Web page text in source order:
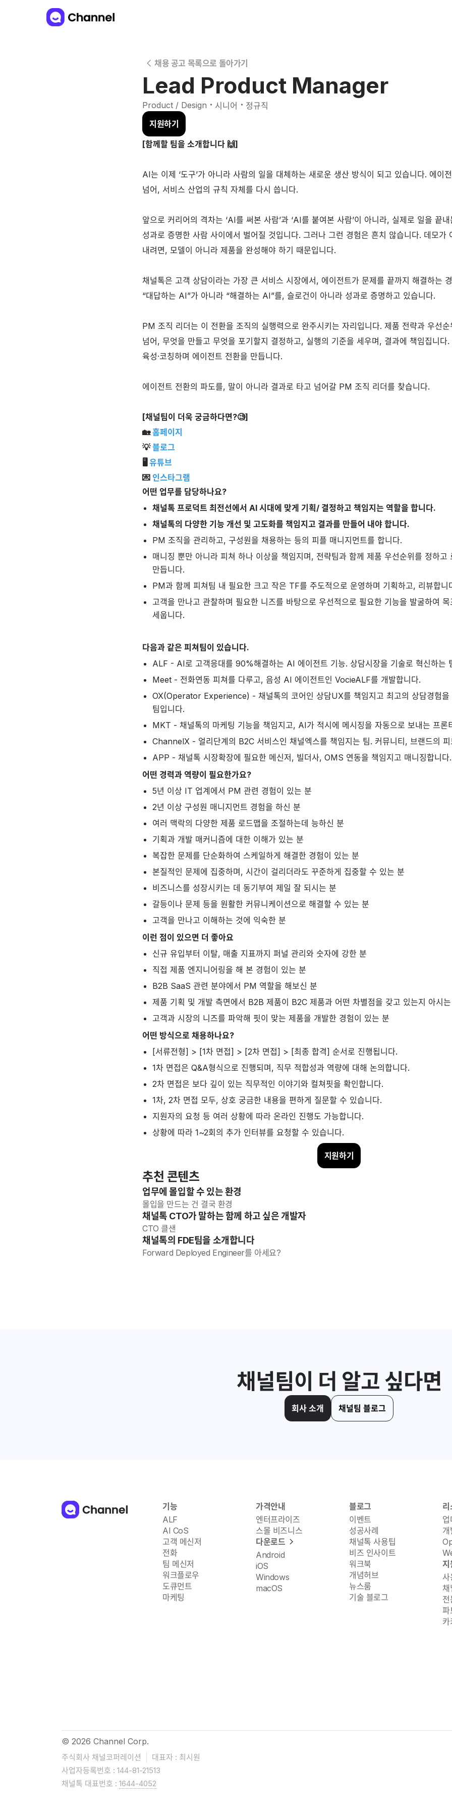
채용 공고 목록으로 돌아가기
Lead Product Manager
Product / Design ・ 시니어 ・ 정규직
지원하기
[함께할 팀을 소개합니다 🙌]
AI는 이제 ‘도구’가 아니라 사람의 일을 대체하는 새로운 생산 방식이 되고 있습니다. 에이
넘어, 서비스 산업의 규칙 자체를 다시 씁니다.
앞으로 커리어의 격차는 ‘AI를 써본 사람’과 ‘AI를 붙여본 사람’이 아니라, 실제로 일을 끝
성과로 증명한 사람 사이에서 벌어질 것입니다. 그러나 그런 경험은 흔치 않습니다. 데모가
내려면, 모델이 아니라 제품을 완성해야 하기 때문입니다.
채널톡은 고객 상담이라는 가장 큰 서비스 시장에서, 에이전트가 문제를 끝까지 해결하는
“대답하는 AI”가 아니라 “해결하는 AI”를, 슬로건이 아니라 성과로 증명하고 있습니다.
PM 조직 리더는 이 전환을 조직의 실행력으로 완주시키는 자리입니다. 제품 전략과 우선
넘어, 무엇을 만들고 무엇을 포기할지 결정하고, 실행의 기준을 세우며, 결과에 책임집니다
육성·코칭하며 에이전트 전환을 만듭니다.
에이전트 전환의 파도를, 말이 아니라 결과로 타고 넘어갈 PM 조직 리더를 찾습니다.
[채널팀이 더욱 궁금하다면?🧐]
🏡홈페이지
💡블로그
🖥 유튜브
💌 인스타그램
어떤 업무를 담당하나요?
채널톡 프로덕트 최전선에서 AI 시대에 맞게 기획/ 결정하고 책임지는 역할을 합니다.
채널톡의 다양한 기능 개선 및 고도화를 책임지고 결과를 만들어 내야 합니다.
PM 조직을 관리하고, 구성원을 채용하는 등의 피플 매니지먼트를 합니다.
매니징 뿐만 아니라 피쳐 하나 이상을 책임지며, 전략팀과 함께 제품 우선순위를 정하고
만듭니다.
PM과 함께 피쳐팀 내 필요한 크고 작은 TF를 주도적으로 운영하며 기획하고, 리뷰합니
고객을 만나고 관찰하며 필요한 니즈를 바탕으로 우선적으로 필요한 기능을 발굴하여
세웁니다.
다음과 같은 피쳐팀이 있습니다.
ALF - AI로 고객응대를 90%해결하는 AI 에이전트 기능. 상담시장을 기술로 혁신하는
Meet - 전화연동 피쳐를 다루고, 음성 AI 에이전트인 VocieALF를 개발합니다.
OX(Operator Experience) - 채널톡의 코어인 상담UX를 책임지고 최고의 상담경험을
팀입니다.
MKT - 채널톡의 마케팅 기능을 책임지고, AI가 적시에 메시징을 자동으로 보내는 프론
ChannelX - 얼리단계의 B2C 서비스인 채널엑스를 책임지는 팀. 커뮤니티, 브랜드의
APP - 채널톡 시장확장에 필요한 메신저, 빌더사, OMS 연동을 책임지고 매니징합니다.
어떤 경력과 역량이 필요한가요?
5년 이상 IT 업계에서 PM 관련 경험이 있는 분
2년 이상 구성원 매니지먼트 경험을 하신 분
여러 맥락의 다양한 제품 로드맵을 조절하는데 능하신 분
기획과 개발 매커니즘에 대한 이해가 있는 분
복잡한 문제를 단순화하여 스케일하게 해결한 경험이 있는 분
본질적인 문제에 집중하며, 시간이 걸리더라도 꾸준하게 집중할 수 있는 분
비즈니스를 성장시키는 데 동기부여 제일 잘 되시는 분
갈등이나 문제 등을 원활한 커뮤니케이션으로 해결할 수 있는 분
고객을 만나고 이해하는 것에 익숙한 분
이런 점이 있으면 더 좋아요
신규 유입부터 이탈, 매출 지표까지 퍼널 관리와 숫자에 강한 분
직접 제품 엔지니어링을 해 본 경험이 있는 분
B2B SaaS 관련 분야에서 PM 역할을 해보신 분
제품 기획 및 개발 측면에서 B2B 제품이 B2C 제품과 어떤 차별점을 갖고 있는지 아시
고객과 시장의 니즈를 파악해 핏이 맞는 제품을 개발한 경험이 있는 분
어떤 방식으로 채용하나요?
[서류전형] > [1차 면접] > [2차 면접] > [최종 합격] 순서로 진행됩니다.
1차 면접은 Q&A형식으로 진행되며, 직무 적합성과 역량에 대해 논의합니다.
2차 면접은 보다 깊이 있는 직무적인 이야기와 컬쳐핏을 확인합니다.
1차, 2차 면접 모두, 상호 궁금한 내용을 편하게 질문할 수 있습니다.
지원자의 요청 등 여러 상황에 따라 온라인 진행도 가능합니다.
상황에 따라 1~2회의 추가 인터뷰를 요청할 수 있습니다.
지원하기
추천 콘텐츠
업무에 몰입할 수 있는 환경
몰입을 만드는 건 결국 환경
채널톡 CTO가 말하는 함께 하고 싶은 개발자
CTO 클샌
채널톡의 FDE팀을 소개합니다
Forward Deployed Engineer를 아세요?
채널팀이 더 알고 싶다면
회사 소개 채널팀 블로그
기능
ALF
AI CoS
고객 메신저
전화
팀 메신저
워크플로우
도큐먼트
마케팅
가격안내
엔터프라이즈
스몰 비즈니스
다운로드
Android
iOS
Windows
macOS
블로그
이벤트
성공사례
채널톡 사용팁
비즈 인사이트
워크북
개념허브
뉴스룸
기술 블로그
리
업
개
지
사
채
전
파
카
© 2026 Channel Corp.
주식회사 채널코퍼레이션
대표자 : 최시원
사업자등록번호 : 144-81-21513
채널톡 대표번호 : 1644-4052